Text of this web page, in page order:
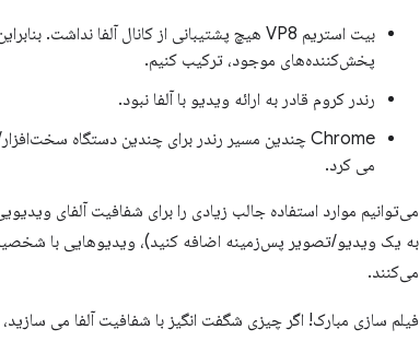
پخش‌کننده‌های موجود، ترکیب کنیم.
رندر کروم قادر به ارائه ویدیو با آلفا نبود.
می کرد.
می‌توانیم موارد استفاده جالب زیادی را برای شفافیت آلفای
به یک ویدیو/تصویر پس‌زمینه اضافه کنید)، ویدیوهایی با
می‌کنند.
فیلم سازی مبارک! اگر چیزی شگفت انگیز با شفافیت آلفا می